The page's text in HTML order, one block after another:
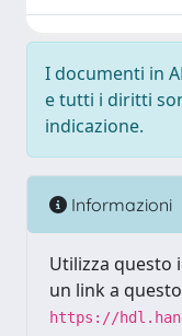
I documenti in
e tutti i diritti
indicazione.
Informazioni
Utilizza questo
un link a
https://